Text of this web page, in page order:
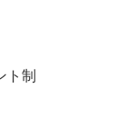
ト制